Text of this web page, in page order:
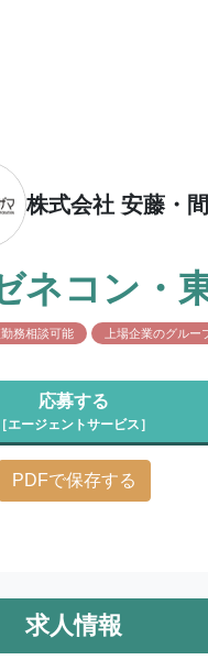
株式会社 安藤・間
ネコン
務相談可能 上場企業のグルー
応募する
［エージェントサービス］
PDFで保存する
求人情報